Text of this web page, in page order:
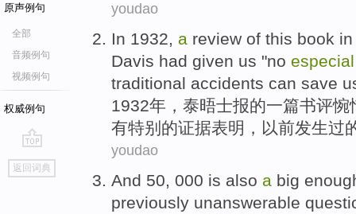
原声例句
全部
音频例句
视频例句
权威例句
go
top
返回词典
youdao
In 1932, a review of this book
Davis had given us "no especial
traditional accidents can save
1932年， 泰晤士报的一篇书评惋
有特别 的证据表明，以前发生过
youdao
And 50, 000 is also a big
previously unanswerable